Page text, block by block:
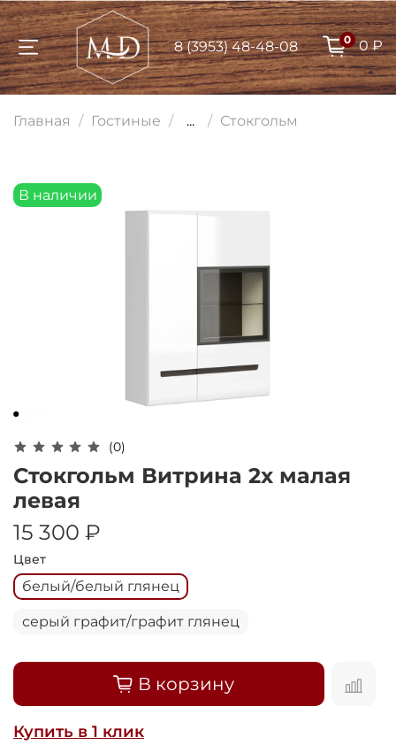
8 (3953) 48-48-08 0 0 ₽
Главная Гостиные ... Стокгольм
В наличии
(0)
Стокгольм Витрина 2х малая
левая
15 300 ₽
Цвет
белый/белый глянец
серый графит/графит глянец
В корзину
Купить в 1 клик
Для клиентов всех банков
Оплачивайте сегодня только
Получайте товар
выбранный способом
списыватьсяс вашей карты
каждые 2 недели
Подробнее